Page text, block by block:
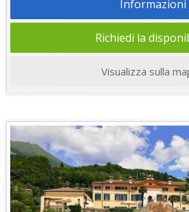
Informazioni
Richiedi la
Visualizza sulla